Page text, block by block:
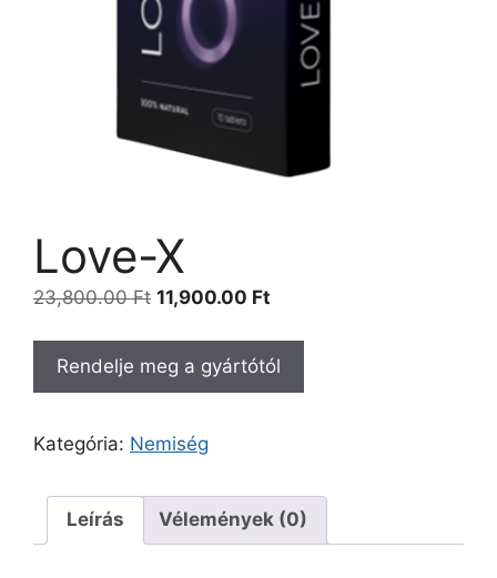
Love-X
23,800.00Ft Original
23,800.00 Ft.
11,900.00 Ft
is:
11,900.00 Ft.
Rendelje meg a gyártótól
Kategória: Nemiség
Leírás Vélemények (0)